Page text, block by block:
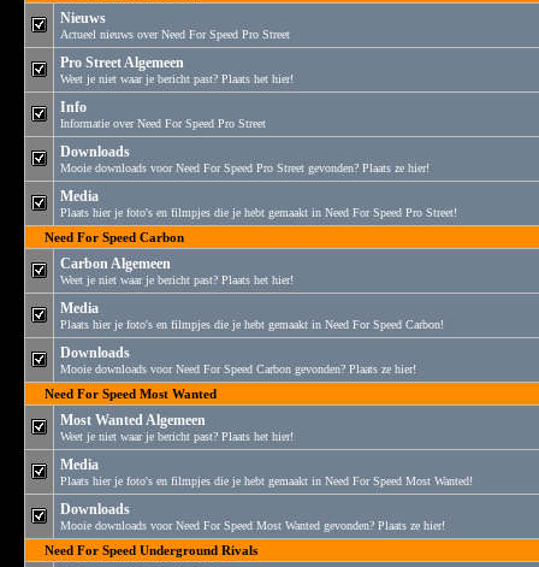
Nieuws
Actueel nieuws over Need For Speed Pro Street
Pro Street Algemeen
Weet je niet waar je bericht past? Plaats het hier!
Info
Informatie over Need For Speed Pro Street
Downloads
Mooie downloads voor Need For Speed Pro Street gevonden? Plaats ze hier!
Media
Plaats hier je foto's en filmpjes die je hebt gemaakt in Need For Speed Pro Street!
Need For Speed Carbon
Carbon Algemeen
Weet je niet waar je bericht past? Plaats het hier!
Media
Plaats hier je foto's en filmpjes die je hebt gemaakt in Need For Speed Carbon!
Downloads
Mooie downloads voor Need For Speed Carbon gevonden? Plaats ze hier!
Need For Speed Most Wanted
Most Wanted Algemeen
Weet je niet waar je bericht past? Plaats het hier!
Media
Plaats hier je foto's en filmpjes die je hebt gemaakt in Need For Speed Most Wanted!
Downloads
Mooie downloads voor Need For Speed Most Wanted gevonden? Plaats ze hier!
Need For Speed Underground Rivals